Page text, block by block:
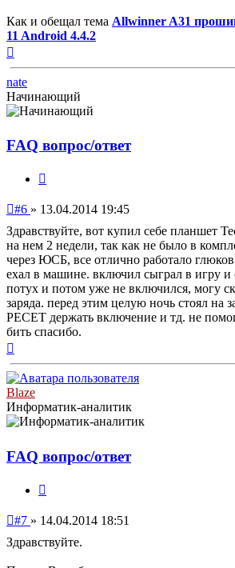
Как и обещал тема Allwinner A31
11 Android 4.4.2
началу
nate
Начинающий
FAQ вопрос/ответ
Непрочитанное
#6 » 13.04.2014 19:45
Здравствуйте, вот купил себе планшет
на нем 2 недели, так как не было в
через ЮСБ, все отлично работало
ехал в машине. включил сыграл в игру
потух и потом уже не включился, могу
заряда. перед этим целую ночь стоял на
РЕСЕТ держать включение и тд. не
бить спасибо.
началу
Blaze
Информатик-аналитик
FAQ вопрос/ответ
Непрочитанное
#7 » 14.04.2014 18:51
Здравствуйте.